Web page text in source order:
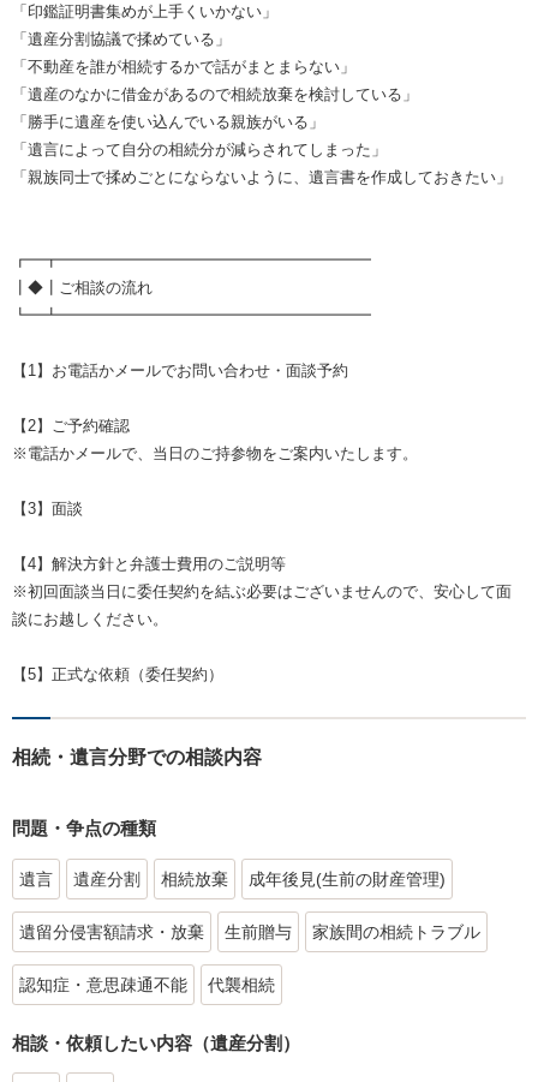
「印鑑証明書集めが上手くいかない」
「遺産分割協議で揉めている」
「不動産を誰が相続するかで話がまとまらない」
「遺産のなかに借金があるので相続放棄を検討している」
「勝手に遺産を使い込んでいる親族がいる」
「遺言によって自分の相続分が減らされてしまった」
「親族同士で揉めごとにならないように、遺言書を作成しておきたい」
┏━┳━━━━━━━━━━━━━━━━━━━━
┃◆┃ご相談の流れ
┗━┻━━━━━━━━━━━━━━━━━━━━
【1】お電話かメールでお問い合わせ・面談予約
【2】ご予約確認
※電話かメールで、当日のご持参物をご案内いたします。
【3】面談
【4】解決方針と弁護士費用のご説明等
※初回面談当日に委任契約を結ぶ必要はございませんので、安心して面
談にお越しください。
【5】正式な依頼（委任契約）
相続・遺言分野での相談内容
問題・争点の種類
遺言 遺産分割 相続放棄 成年後見(生前の財産管理)
遺留分侵害額請求・放棄 生前贈与 家族間の相続トラブル
認知症・意思疎通不能 代襲相続
相談・依頼したい内容（遺産分割）